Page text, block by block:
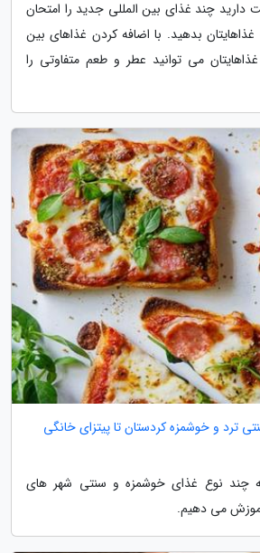
دارید چند غذای بین المللی جدید را امتحان
بدهید. با اضافه کردن غذاهای بین
می توانید عطر و طعم متفاوتی را
ترد و خوشمزه کردستان تا پیتزای خانگی
چند نوع غذای خوشمزه و سنتی شهر های
می دهیم.